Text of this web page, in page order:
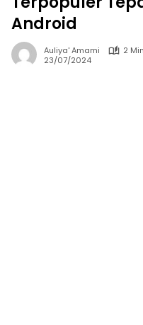
Android
Auliya' Amami
2
23/07/2024